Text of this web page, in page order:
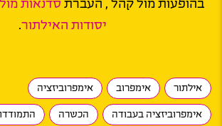
יסודות האילתור
אילתור אימפרוב אימפרוביזציה
אימפרוביזציה בעבודה הכשרה